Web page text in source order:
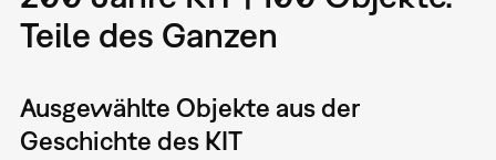
Teile des Ganzen
Ausgewählte Objekte aus der
Geschichte des KIT